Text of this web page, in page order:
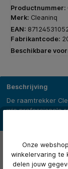
Productnummer:
Merk: Cleaninq
EAN:
Fabrikantcode:
Beschikbare
Beschrijving
De raamtrekker
wie professionele
Eigenschappen
Over het merk
Onze
winkelervaring te
delen jouw